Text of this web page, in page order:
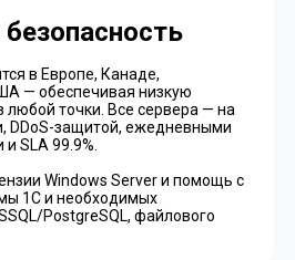
в Европе, Канаде,
— обеспечивая низкую
любой точки. Все сервера — на
DDoS-защитой, ежедневными
SLA 99.9%.
Windows Server и помощь с
1С и необходимых
PostgreSQL, файлового